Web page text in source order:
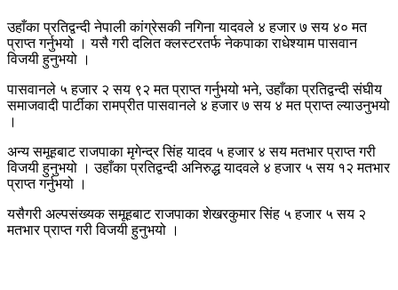
उहाँका प्रतिद्वन्दी नेपाली कांग्रेसकी नगिना यादवले ४ हजार ७ सय ४० मत
प्राप्त गर्नुभयो । यसै गरी दलित क्लस्टरतर्फ नेकपाका राधेश्याम पासवान
विजयी हुनुभयो ।
पासवानले ५ हजार २ सय ९२ मत प्राप्त गर्नुभयो भने, उहाँका प्रतिद्वन्दी संघीय
समाजवादी पार्टीका रामप्रीत पासवानले ४ हजार ७ सय ४ मत प्राप्त ल्याउनुभयो
।
अन्य समूहबाट राजपाका मृगेन्द्र सिंह यादव ५ हजार ४ सय मतभार प्राप्त गरी
विजयी हुनुभयो । उहाँका प्रतिद्वन्दी अनिरुद्ध यादवले ४ हजार ५ सय १२ मतभार
प्राप्त गर्नुभयो ।
यसैगरी अल्पसंख्यक समूहबाट राजपाका शेखरकुमार सिंह ५ हजार ५ सय २
मतभार प्राप्त गरी विजयी हुनुभयो ।